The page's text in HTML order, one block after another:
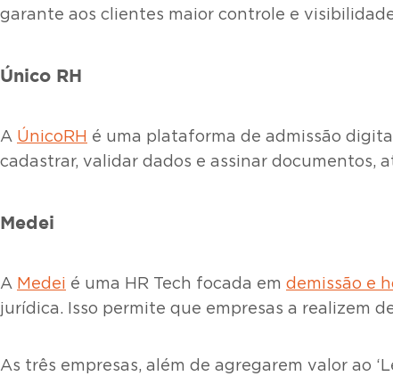
garante aos clientes maior controle e
Único RH
A ÚnicoRH é uma plataforma de admissão
cadastrar, validar dados e assinar documentos,
Medei
A Medei é uma HR Tech focada em demissão e
jurídica. Isso permite que empresas a realizem
As três empresas, além de agregarem valor ao